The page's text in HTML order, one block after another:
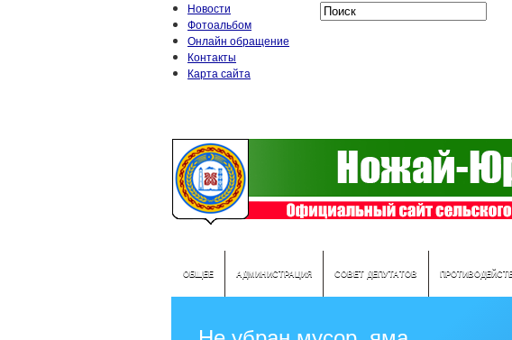
Новости
Фотоальбом
Онлайн обращение
Контакты
Карта сайта
ОБЩЕЕ АДМИНИСТРАЦИЯ СОВЕТ ДЕПУТАТОВ